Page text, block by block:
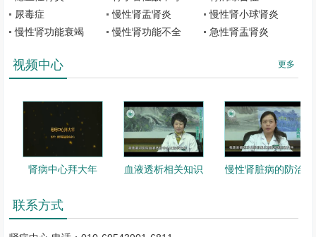
置管术、经皮穿刺腹膜透析置管术，在外科协助下经腹腔镜腹透导管
复位术，定期进行血管通路查房，开放血管通路门诊，为透析患者保
腹膜透析团队：按照SOP标准设置管理团队，增加腹透专科护士
采用3+5双轨培训模式;随访患者采用首日护理评估+次日医生诊治的
门诊一体化复诊流程;采用全科医护同质化培训及治疗模式，能够做
到从入透前评估到透析后专人全程管理，各项管理指标均达到北京市
先进水平。
临床病理讨论会(Clinical Pathological Conference，CPC)，每年独立完
成肾穿刺活检100例以上，肾活检随诊门诊2000余例次，诊断病理类
尿毒症
慢性肾盂肾炎
慢性肾小球肾炎
慢性肾功能衰竭
慢性肾功能不全 急性肾盂肾炎
更多
视频中心
肾病中心拜大年 血液透析相关知识 慢性肾脏病的防治
联系方式